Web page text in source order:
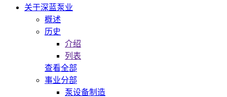
关于深蓝泵业
概述
历史
介绍
列表
查看全部
事业分部
泵设备制造